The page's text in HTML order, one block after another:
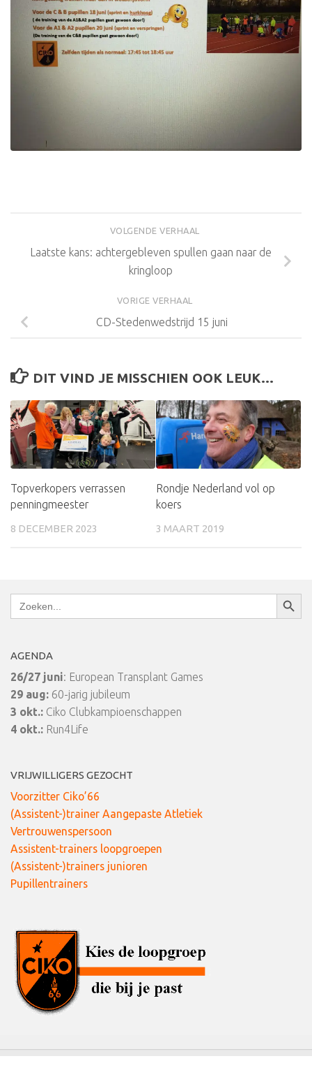
VOLGENDE VERHAAL
Laatste kans: achtergebleven spullen gaan naar de
kringloop
VORIGE VERHAAL
CD-Stedenwedstrijd 15 juni
DIT VIND JE MISSCHIEN OOK LEUK...
Topverkopers verrassen
penningmeester
8 DECEMBER 2023
Rondje Nederland vol op
koers
3 MAART 2019
Zoek
naar:
AGENDA
26/27 juni: European Transplant Games
29 aug: 60-jarig jubileum
3 okt.: Ciko Clubkampioenschappen
4 okt.: Run4Life
VRIJWILLIGERS GEZOCHT
Voorzitter Ciko’66
(Assistent-)trainer Aangepaste Atletiek
Vertrouwenspersoon
Assistent-trainers loopgroepen
(Assistent-)trainers junioren
Pupillentrainers